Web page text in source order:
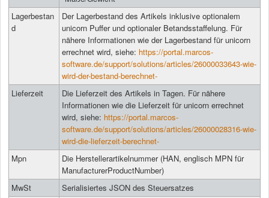
Lagerbestan
d
Der Lagerbestand des Artikels inklusive optionalem
unicorn Puffer und optionaler Betandsstaffelung. Für
nähere Informationen wie der Lagerbestand für unicorn
errechnet wird, siehe: https://portal.marcos-
software.de/support/solutions/articles/26000033643-wie-
wird-der-bestand-berechnet-
Lieferzeit
Die Lieferzeit des Artikels in Tagen. Für nähere
Informationen wie die Lieferzeit für unicorn errechnet
wird, siehe: https://portal.marcos-
software.de/support/solutions/articles/26000028316-wie-
wird-die-lieferzeit-berechnet-
Mpn
Die Herstellerartikelnummer (HAN, englisch MPN für
ManufacturerProductNumber)
MwSt
Serialisiertes JSON des Steuersatzes